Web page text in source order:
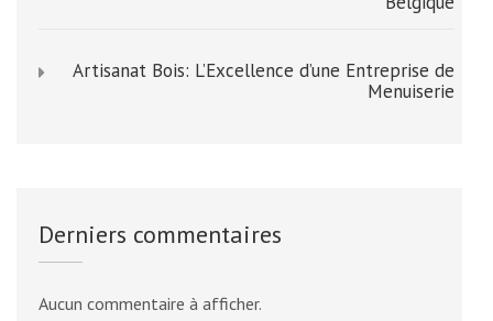
Artisanat Bois: L’Excellence d’une Entreprise de
Menuiserie
Derniers commentaires
Aucun commentaire à afficher.